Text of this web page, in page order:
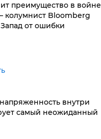
преимущество в войне
колумнист Bloomberg
от ошибки
внутри
самый неожиданный